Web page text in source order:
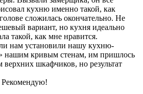
кухню именно такой, как
сложилась окончательно. Не
вариант, но кухня идеально
такой, как мне нравится.
нам установили нашу кухню-
нашим кривым стенам, им пришлось
шкафчиков, но результат
Рекомендую!